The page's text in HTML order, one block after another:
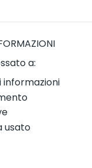
a:
informazioni
usato